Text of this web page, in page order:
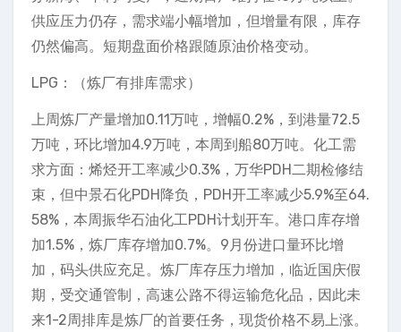
供应压力仍存，需求端小幅增加，但增量有限，库存
仍然偏高。短期盘面价格跟随原油价格变动。
LPG：（炼厂有排库需求）
上周炼厂产量增加0.11万吨，增幅0.2%，到港量72.5
万吨，环比增加4.9万吨，本周到船80万吨。化工需
求方面：烯烃开工率减少0.3%，万华PDH二期检修结
束，但中景石化PDH降负，PDH开工率减少5.9%至64.
58%，本周振华石油化工PDH计划开车。港口库存增
加1.5%，炼厂库存增加0.7%。9月份进口量环比增
加，码头供应充足。炼厂库存压力增加，临近国庆假
期，受交通管制，高速公路不得运输危化品，因此未
来1-2周排库是炼厂的首要任务，现货价格不易上涨。